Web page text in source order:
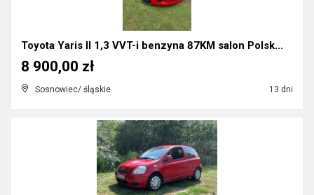
Toyota Yaris II 1,3 VVT-i benzyna 87KM salon Polsk...
Sosnowiec/ śląskie 13 dni
8 900,00 zł